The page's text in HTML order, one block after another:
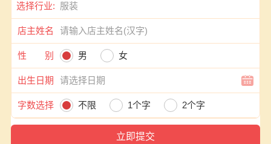
选择行业:
店主姓名
性 别 男 女
出生日期
字数选择 不限 1个字 2个字